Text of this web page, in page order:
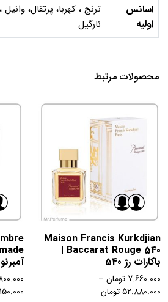
اسانس
اولیه
ترنج ، کهربا، پرتقال،
نارگیل
محصولات مرتبط
Maison Francis Kurkdjian
Baccarat Rouge 540 |
باکارات رژ 540
7.660.000 تومان –
52.880.000تومان